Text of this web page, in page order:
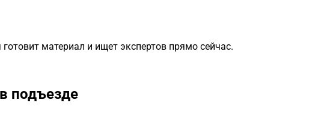
материал и ищет экспертов прямо сейчас.
подъезде